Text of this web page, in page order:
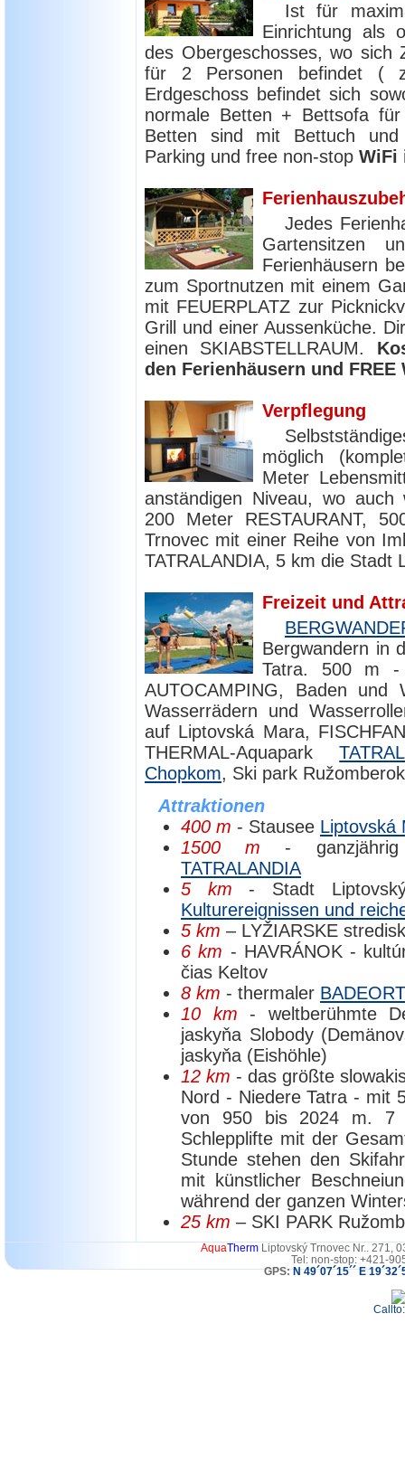
Ist für
Einrichtung als
des Obergeschosses, wo sich
für 2 Personen befindet (
Erdgeschoss befindet sich
normale Betten + Bettsofa
Betten sind mit Bettuch und
Parking und free non-stop WiFi
Jedes
Gartensitzen
Ferienhäusern
zum Sportnutzen mit einem
mit FEUERPLATZ zur
Grill und einer Aussenküche.
einen SKIABSTELLRAUM.
den Ferienhäusern und
Verpflegung
möglich
Meter
anständigen Niveau, wo
200 Meter RESTAURANT,
Trnovec mit einer Reihe von
TATRALANDIA, 5 km die Stadt
Freizeit und
Bergwandern in
Tatra. 500 m
AUTOCAMPING, Baden und
Wasserrädern und
auf Liptovská Mara,
THERMAL-Aquapark
Chopkom, Ski park
Attraktionen
400 m - Stausee Liptovská
1500 m -
TATRALANDIA
5 km - Stadt
Kulturereignissen und
5 km – LYŽIARSKE
6 km - HAVRÁNOK -
čias Keltov
8 km - thermaler BADEORT
10 km - weltberühmte
jaskyňa Slobody
jaskyňa (Eishöhle)
12 km - das größte
Nord - Niedere Tatra - mit
von 950 bis 2024 m. 7
Schlepplifte mit der
Stunde stehen den
mit künstlicher
während der ganzen
25 km – SKI PARK
AquaThermLiptovský Trnovec Nr.. 271,
Tel: non-stop: +421-
GPS:N 49´07´15´´ E